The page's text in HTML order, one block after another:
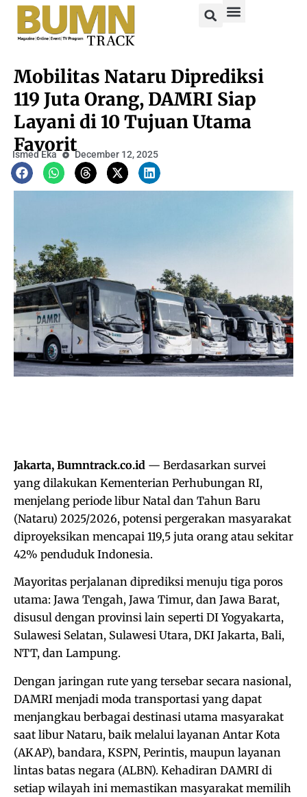
Mobilitas Nataru Diprediksi
119 Juta Orang, DAMRI Siap
Layani di 10 Tujuan Utama
Favorit
Ismed Eka December 12, 2025
Jakarta, Bumntrack.co.id — Berdasarkan survei
yang dilakukan Kementerian Perhubungan RI,
menjelang periode libur Natal dan Tahun Baru
(Nataru) 2025/2026, potensi pergerakan masyarakat
diproyeksikan mencapai 119,5 juta orang atau sekitar
42% penduduk Indonesia.
Mayoritas perjalanan diprediksi menuju tiga poros
utama: Jawa Tengah, Jawa Timur, dan Jawa Barat,
disusul dengan provinsi lain seperti DI Yogyakarta,
Sulawesi Selatan, Sulawesi Utara, DKI Jakarta, Bali,
NTT, dan Lampung.
Dengan jaringan rute yang tersebar secara nasional,
DAMRI menjadi moda transportasi yang dapat
menjangkau berbagai destinasi utama masyarakat
saat libur Nataru, baik melalui layanan Antar Kota
(AKAP), bandara, KSPN, Perintis, maupun layanan
lintas batas negara (ALBN). Kehadiran DAMRI di
setiap wilayah ini memastikan masyarakat memilih